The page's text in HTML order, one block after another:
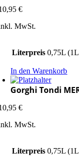
€
MwSt.
Literpreis 0,75L
In den Warenkorb
Gorghi Tondi
€
MwSt.
Literpreis 0,75L